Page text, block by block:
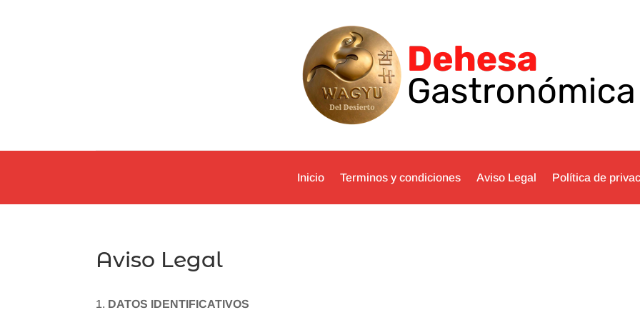
Inicio Terminos y condiciones Aviso Legal Política de
Aviso Legal
DATOS IDENTIFICATIVOS